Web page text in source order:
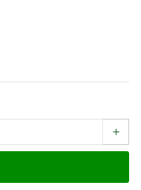
+